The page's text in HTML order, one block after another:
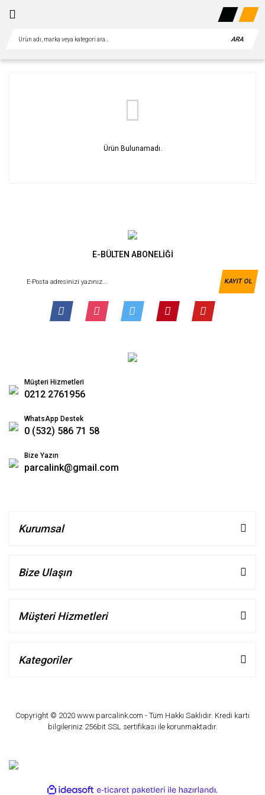
ARA
Ürün Bulunamadı.
E-BÜLTEN ABONELİĞİ
KAYIT OL
Müşteri Hizmetleri
0212 2761956
WhatsApp Destek
0 (532) 586 71 58
Bize Yazın
parcalink@gmail.com
Kurumsal
Bize Ulaşın
Müşteri Hizmetleri
Kategoriler
Copyright © 2020 www.parcalink.com - Tüm Hakkı Saklıdır. Kredi kartı
bilgileriniz 256bit SSL sertifikası ile korunmaktadır.
ideasoft e-